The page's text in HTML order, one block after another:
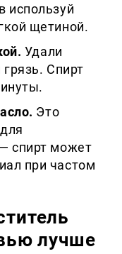
используй
щетиной.
Удали
грязь. Спирт
Это
спирт может
при частом
лучше